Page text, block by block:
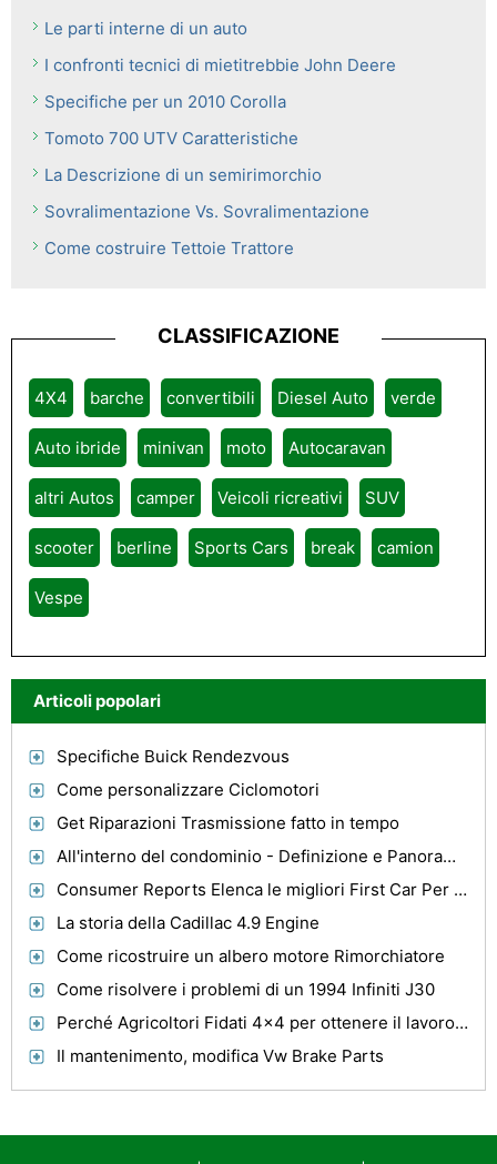
Le parti interne di un auto
I confronti tecnici di mietitrebbie John Deere
Specifiche per un 2010 Corolla
Tomoto 700 UTV Caratteristiche
La Descrizione di un semirimorchio
Sovralimentazione Vs. Sovralimentazione
Come costruire Tettoie Trattore
CLASSIFICAZIONE
4X4 barche convertibili Diesel Auto verde
Auto ibride minivan moto Autocaravan
altri Autos camper Veicoli ricreativi SUV
scooter berline Sports Cars break camion
Vespe
Articoli popolari
Specifiche Buick Rendezvous
Come personalizzare Ciclomotori
Get Riparazioni Trasmissione fatto in tempo
All'interno del condominio - Definizione e Panoramica
Consumer Reports Elenca le migliori First Car Per Giovani
La storia della Cadillac 4.9 Engine
Come ricostruire un albero motore Rimorchiatore
Come risolvere i problemi di un 1994 Infiniti J30
Perché Agricoltori Fidati 4x4 per ottenere il lavoro fatto
Il mantenimento, modifica Vw Brake Parts